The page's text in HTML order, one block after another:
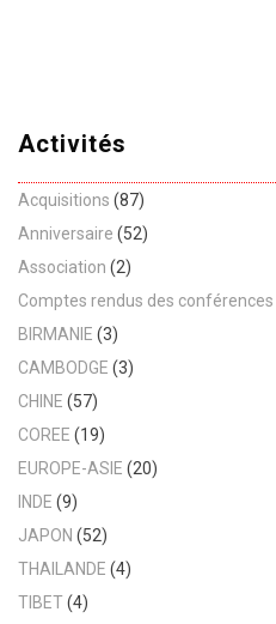
Activités
Acquisitions (87)
Anniversaire (52)
Association (2)
Comptes rendus des conférences
BIRMANIE (3)
CAMBODGE (3)
CHINE (57)
COREE (19)
EUROPE-ASIE (20)
INDE (9)
JAPON (52)
THAILANDE (4)
TIBET(4)